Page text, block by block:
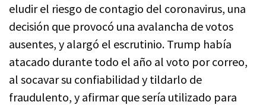
eludir el riesgo de contagio del coronavirus, una
decisión que provocó una avalancha de votos
ausentes, y alargó el escrutinio. Trump había
atacado durante todo el año al voto por correo,
al socavar su confiabilidad y tildarlo de
fraudulento, y afirmar que sería utilizado para